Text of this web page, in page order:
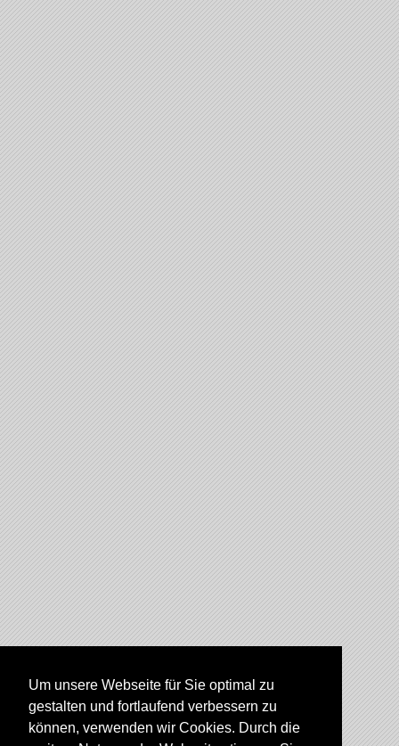
Um unsere Webseite für Sie optimal zu
gestalten und fortlaufend verbessern zu
können, verwenden wir Cookies. Durch die